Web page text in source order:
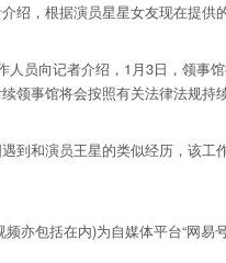
，根据演员星星女友现在提供
员向记者介绍，1月3日，领事
领事馆将会按照有关法律法规持
和演员王星的类似经历，该工
包括在内)为自媒体平台“网易